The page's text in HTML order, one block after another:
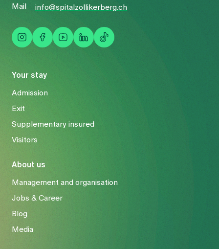
Your stay
Admission
Exit
Supplementary insured
Visitors
About us
Management and organisation
Jobs & Career
Blog
Media
Mail
info@spitalzollikerberg.ch